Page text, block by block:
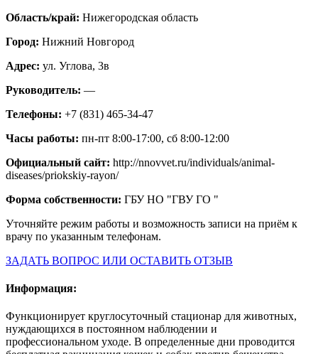
Область/край: Нижегородская область
Город: Нижний Новгород
Адрес: ул. Углова, 3в
Руководитель: —
Телефоны: +7 (831) 465-34-47
Часы работы: пн-пт 8:00-17:00, сб 8:00-12:00
Официальный сайт: http://nnovvet.ru/individuals/animal-
diseases/priokskiy-rayon/
Форма собственности: ГБУ НО "ГВУ ГО "
Уточняйте режим работы и возможность записи на приём к
врачу по указанным телефонам.
ЗАДАТЬ ВОПРОС ИЛИ ОСТАВИТЬ ОТЗЫВ
Информация:
Функционирует круглосуточный стационар для животных,
нуждающихся в постоянном наблюдении и
профессиональном уходе. В определенные дни проводится